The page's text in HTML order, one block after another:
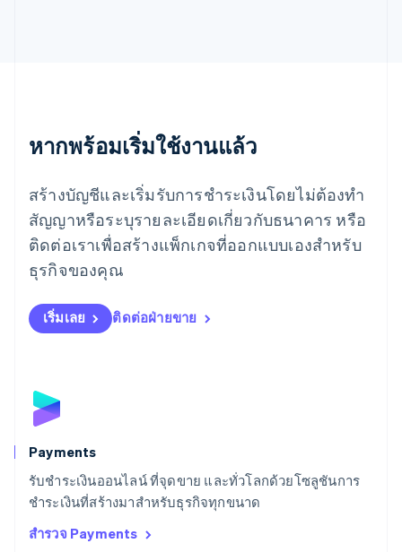
หากพร้อมเริ่มใช้งานแล้ว
สร้างบัญชีและเริ่มรับการชำระเงินโดยไม่ต้องทำ
สัญญาหรือระบุรายละเอียดเกี่ยวกับธนาคาร หรือ
ติดต่อเราเพื่อสร้างแพ็กเกจที่ออกแบบเองสำหรับ
ธุรกิจของคุณ
เริ่มเลย ติดต่อฝ่ายขาย
Payments
รับชำระเงินออนไลน์ ที่จุดขาย และทั่วโลกด้วยโซลูชันการ
ชำระเงินที่สร้างมาสำหรับธุรกิจทุกขนาด
สำรวจ Payments
ลักเซมเบิร์ก
Français Deutsch English
English
ลิกเตนสไตน์
DeutschEnglish
ลิทัวเนีย
English
สเปน
สโลวาเกีย
English
Deutsch
สวีเดน
สหรัฐอเมริกา
English Español简体中文
สหรัฐอาหรับเอมิเรตส์
สหราชอาณาจักร